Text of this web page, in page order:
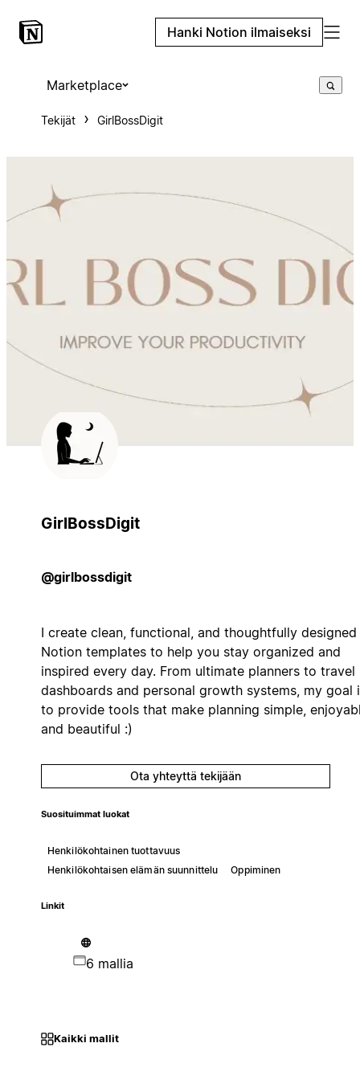
Hanki Notion ilmaiseksi
Marketplace
Tekijät GirlBossDigit
GirlBossDigit
@girlbossdigit
I create clean, functional, and thoughtfully designed
Notion templates to help you stay organized and
inspired every day. From ultimate planners to travel
dashboards and personal growth systems, my goal
to provide tools that make planning simple,
and beautiful :)
Ota yhteyttä tekijään
Suosituimmat luokat
Henkilökohtainen tuottavuus
Henkilökohtaisen elämän suunnittelu
Oppiminen
Linkit
6 mallia
Kaikki mallit